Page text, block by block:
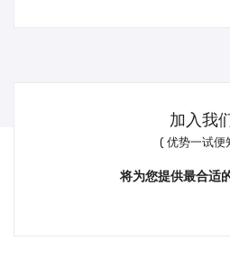
加入我
( 优势一试便
将为您提供最合适